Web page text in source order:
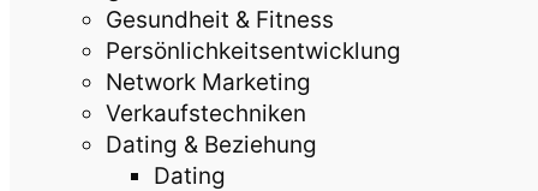
Gesundheit & Fitness
Persönlichkeitsentwicklung
Network Marketing
Verkaufstechniken
Dating & Beziehung
Dating